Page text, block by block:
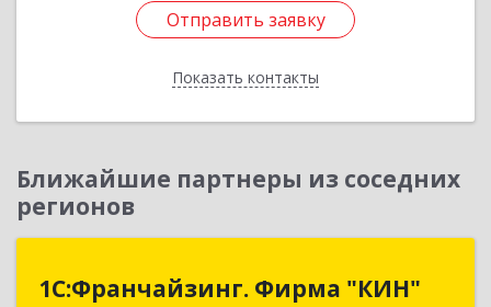
Отправить заявку
Показать контакты
Отправить заявку
Назад
Ближайшие партнеры из соседних
регионов
1С:Франчайзинг. Фирма "КИН"
1С:Франчайзинг. Фирма "КИН"